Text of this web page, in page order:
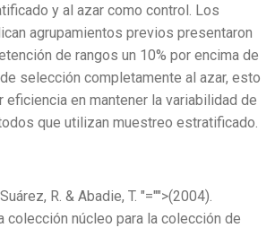
y al azar como control. Los
agrupamientos previos presentaron
de rangos un 10% por encima de
selección completamente al azar, esto
eficiencia en mantener la variabilidad de
que utilizan muestreo estratificado.
R. & Abadie, T. "="">(2004).
colección núcleo para la colección de